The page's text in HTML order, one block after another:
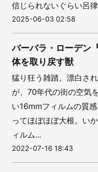
信じられないぐらい呂
2025-06-03 02:58
バーバラ・ローデン
体を取り戻す獣
猛り狂う雑踏。漂白さ
が、70年代の街の空気
い16mmフィルムの質
ってほぼほぼ大根。い
ィルム...
2022-07-16 18:43